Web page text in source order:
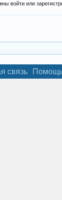
войти или
связь